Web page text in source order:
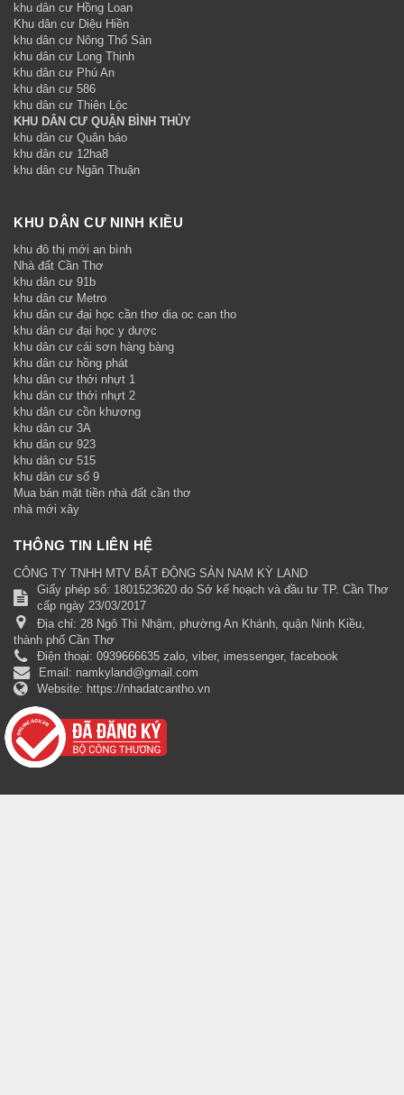
khu dân cư Hồng Loan
Khu dân cư Diệu Hiền
khu dân cư Nông Thổ Sản
khu dân cư Long Thịnh
khu dân cư Phú An
khu dân cư 586
khu dân cư Thiên Lộc
KHU DÂN CƯ QUẬN BÌNH THỦY
khu dân cư Quân báo
khu dân cư 12ha8
khu dân cư Ngân Thuận
KHU DÂN CƯ NINH KIỀU
khu đô thị mới an bình
Nhà đất Cần Thơ
khu dân cư 91b
khu dân cư Metro
khu dân cư đại học cần thơ dia oc can tho
khu dân cư đại học y dược
khu dân cư cái sơn hàng bàng
khu dân cư hồng phát
khu dân cư thới nhựt 1
khu dân cư thới nhựt 2
khu dân cư cồn khương
khu dân cư 3A
khu dân cư 923
khu dân cư 515
khu dân cư số 9
Mua bán mặt tiền nhà đất cần thơ
nhà mới xây
THÔNG TIN LIÊN HỆ
CÔNG TY TNHH MTV BẤT ĐỘNG SẢN NAM KỲ LAND
Giấy phép số: 1801523620 do Sở kế hoạch và đầu tư TP. Cần Thơ
cấp ngày 23/03/2017
Địa chỉ: 28 Ngô Thì Nhậm, phường An Khánh, quận Ninh Kiều,
thành phố Cần Thơ
Điện thoại: 0939666635 zalo, viber, imessenger, facebook
Email: namkyland@gmail.com
Website: https://nhadatcantho.vn